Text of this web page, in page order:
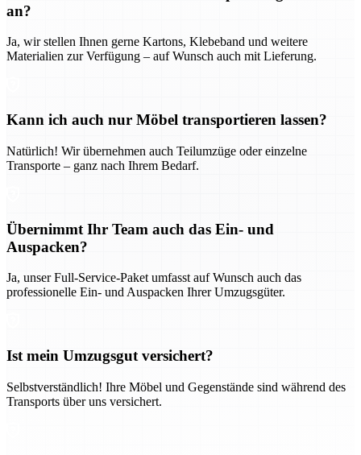
an?
Ja, wir stellen Ihnen gerne Kartons, Klebeband und weitere
Materialien zur Verfügung – auf Wunsch auch mit Lieferung.
Kann ich auch nur Möbel transportieren lassen?
Natürlich! Wir übernehmen auch Teilumzüge oder einzelne
Transporte – ganz nach Ihrem Bedarf.
Übernimmt Ihr Team auch das Ein- und
Auspacken?
Ja, unser Full-Service-Paket umfasst auf Wunsch auch das
professionelle Ein- und Auspacken Ihrer Umzugsgüter.
Ist mein Umzugsgut versichert?
Selbstverständlich! Ihre Möbel und Gegenstände sind während des
Transports über uns versichert.